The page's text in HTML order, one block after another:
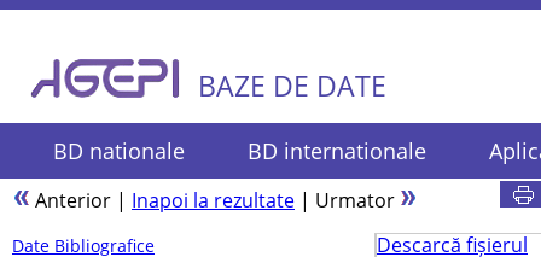
BAZE DE DATE
BD nationale BD internationale
Anterior | Inapoi la rezultate | Urmator
Date Bibliografice
Descarcă fișierul